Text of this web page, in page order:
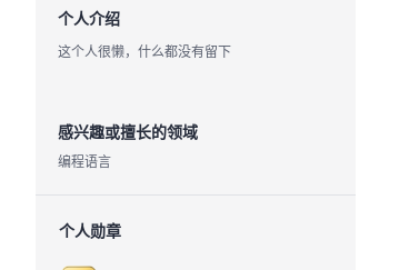
个人介绍
这个人很懒，什么都没有留下
感兴趣或擅长的领域
编程语言
个人勋章